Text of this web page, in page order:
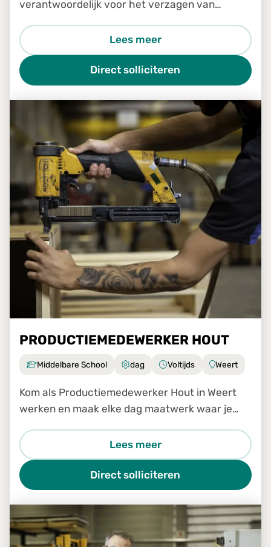
verantwoordelijk voor het verzagen van
en specificaties
Lees meer
Direct solliciteren
PRODUCTIEMEDEWERKER HOUT
Middelbare School dag Voltijds Weert
Kom als Productiemedewerker Hout in Weert
werken en maak elke dag maatwerk waar je
Lees meer
Direct solliciteren